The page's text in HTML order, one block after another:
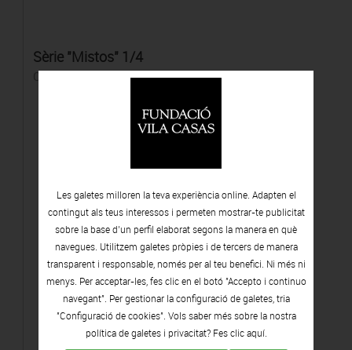
Sèrie "Mistos" 1/4
Còpia a la gelatina de plata
Les galetes milloren la teva experiència online. Adapten el
contingut als teus interessos i permeten mostrar-te publicitat
sobre la base d’un perfil elaborat segons la manera en què
navegues. Utilitzem galetes pròpies i de tercers de manera
transparent i responsable, només per al teu benefici. Ni més ni
menys. Per acceptar-les, fes clic en el botó "Accepto i continuo
navegant". Per gestionar la configuració de galetes, tria
"Configuració de cookies". Vols saber més sobre la nostra
política de galetes i privacitat? Fes clicaquí.